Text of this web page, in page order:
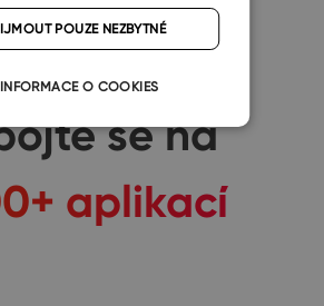
se na
aplikací
POUZE NEZBYTNÉ
INFORMACE O COOKIES